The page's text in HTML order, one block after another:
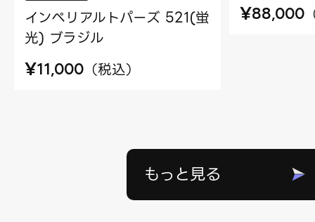
インペリアルトパーズ 521(蛍
光) ブラジル
¥11,000 （税込）
¥88,000
もっと見る